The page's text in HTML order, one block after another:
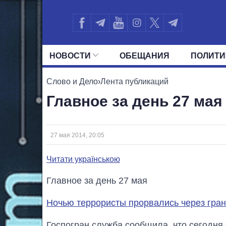
НОВОСТИ ОБЕЩАНИЯ
ВСЕ ПОЛИТИКИ
Слово и Дело›Лента публикаций
Главное за день 27 мая
27 мая 2014, 20:05
Читати українською
Главное за день 27 мая
Ночью террористы прорвались через